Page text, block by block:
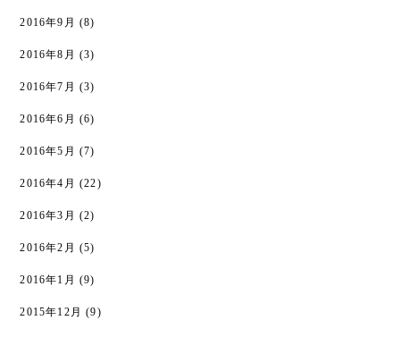
2016年9月 (8)
2016年8月 (3)
2016年7月 (3)
2016年6月 (6)
2016年5月 (7)
2016年4月 (22)
2016年3月 (2)
2016年2月 (5)
2016年1月 (9)
2015年12月 (9)